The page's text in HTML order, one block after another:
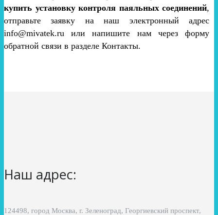
купить установку контроля паяльных соединений,
отправьте заявку на наш электронный адрес
info@mivatek.ru или напишите нам через форму
обратной связи в разделе Контакты.
Наш адрес:
124498, город Москва, г. Зеленоград, Георгиевский проспект,